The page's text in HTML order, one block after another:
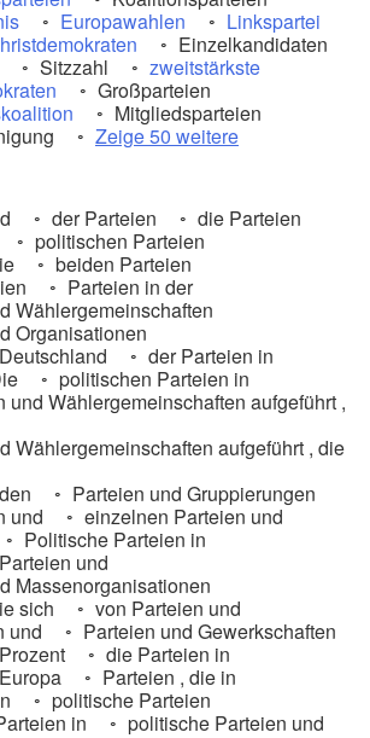
Europawahlen
Linkspartei
Einzelkandidaten
Sitzzahl
zweitstärkste
Großparteien
Mitgliedsparteien
Zeige 50 weitere
der Parteien
die Parteien
politischen Parteien
beiden Parteien
Parteien in der
Wählergemeinschaften
Organisationen
der Parteien in
politischen Parteien in
und Wählergemeinschaften aufgeführt ,
Wählergemeinschaften aufgeführt , die
Parteien und Gruppierungen
und
einzelnen Parteien und
Politische Parteien in
und
Massenorganisationen
sich
von Parteien und
und
Parteien und Gewerkschaften
die Parteien in
Parteien , die in
politische Parteien
in
politische Parteien und